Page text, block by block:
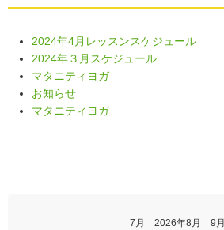
2024年4月レッスンスケジュール
2024年３月スケジュール
マタニティヨガ
お知らせ
マタニティヨガ
7月 2026年8月 9月